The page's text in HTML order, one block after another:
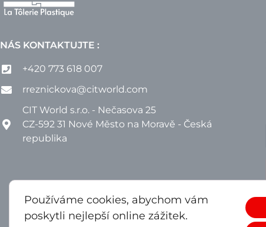
NÁS KONTAKTUJTE :
+420 773 618 007
rreznickova@citworld.com
CIT World s.r.o. - Nečasova 25
CZ-592 31 Nové Město na Moravě - Česká
republika
Používáme cookies, abychom vám
poskytli nejlepší online zážitek.